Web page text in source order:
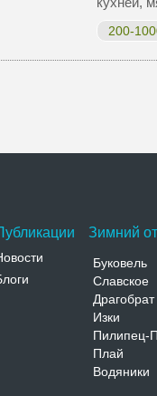
200-
Зимний
Буковель
Славское
Драгобрат
Изки
Пилипец-
Плай
Водяники